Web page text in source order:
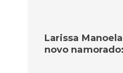
Larissa
novo